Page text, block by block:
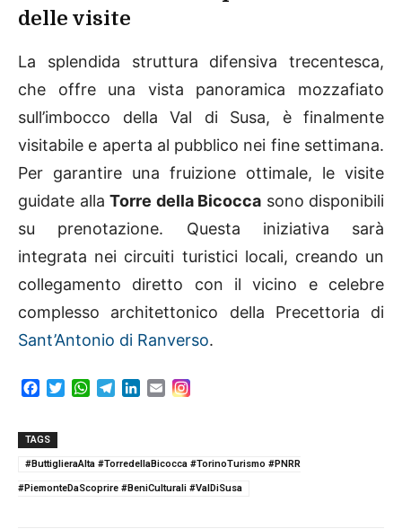
delle visite
La splendida struttura difensiva trecentesca,
che offre una vista panoramica mozzafiato
sull’imbocco della Val di Susa, è finalmente
visitabile e aperta al pubblico nei fine settimana.
Per garantire una fruizione ottimale, le visite
guidate alla Torre della Bicocca sono disponibili
su prenotazione. Questa iniziativa sarà
integrata nei circuiti turistici locali, creando un
collegamento diretto con il vicino e celebre
complesso architettonico della Precettoria di
Sant’Antonio di Ranverso.
e
b
o
t
r
W
s
p
g
a
e
I
E
l
TAGS
#ButtiglieraAlta #TorredellaBicocca #TorinoTurismo #PNRR
#PiemonteDaScoprire #BeniCulturali #ValDiSusa